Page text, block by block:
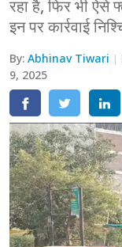
वेब स्टोरी
रहा है, फिर भी
इन पर कार्रवाई
By:Abhinav Tiwari
9, 2025
अयोध्या
मथुरा
मेरठ
मुरादाबाद
गोरखपुर
प्रयागराज